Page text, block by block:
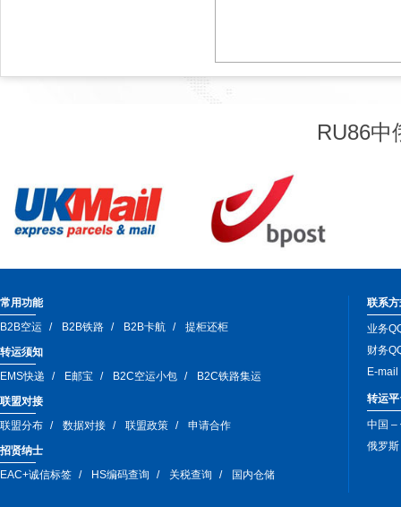
RU86
常用功能
B2B空运
B2B铁路 B2B卡航
提柜还柜
转运须知
EMS快递
E邮宝 B2C空运小包
B2C铁路集运
联盟对接
联盟分布
数据对接 联盟政策
申请合作
招贤纳士
EAC+诚信标签
HS编码查询 关税查询 国内仓储
联系
业务
财务
E-
转运
中国 –
俄罗